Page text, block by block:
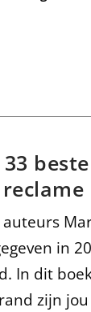
33
auteurs
in
In dit
zijn